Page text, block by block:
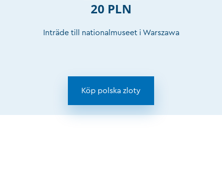
20 PLN
Inträde till nationalmuseet i Warszawa
Köp polska zloty